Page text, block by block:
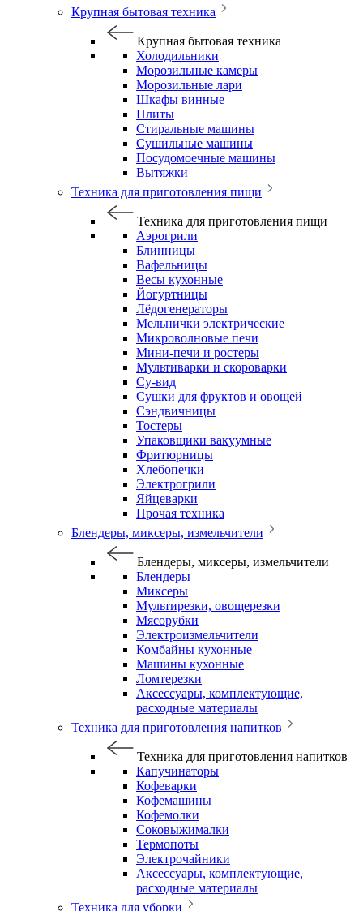
Крупная бытовая техника
Крупная бытовая техника
Холодильники
Морозильные камеры
Морозильные лари
Шкафы винные
Плиты
Стиральные машины
Сушильные машины
Посудомоечные машины
Вытяжки
Техника для приготовления пищи
Техника для приготовления пищи
Аэрогрили
Блинницы
Вафельницы
Весы кухонные
Йогуртницы
Лёдогенераторы
Мельнички электрические
Микроволновые печи
Мини-печи и ростеры
Мультиварки и скороварки
Су-вид
Сушки для фруктов и овощей
Сэндвичницы
Тостеры
Упаковщики вакуумные
Фритюрницы
Хлебопечки
Электрогрили
Яйцеварки
Прочая техника
Блендеры, миксеры, измельчители
Блендеры, миксеры, измельчители
Блендеры
Миксеры
Мультирезки, овощерезки
Мясорубки
Электроизмельчители
Комбайны кухонные
Машины кухонные
Ломтерезки
Аксессуары, комплектующие,
расходные материалы
Техника для приготовления напитков
Техника для приготовления напитков
Капучинаторы
Кофеварки
Кофемашины
Кофемолки
Соковыжималки
Термопоты
Электрочайники
Аксессуары, комплектующие,
расходные материалы
Техника для уборки